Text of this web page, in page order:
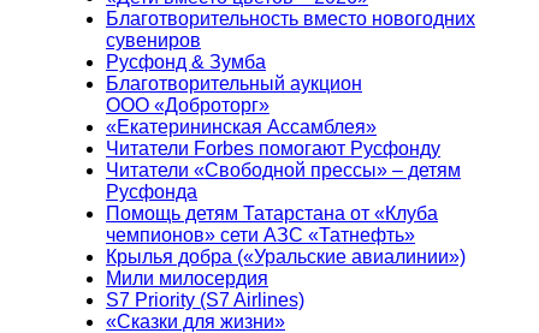
Благотворительность вместо новогодних
сувениров
Русфонд & Зумба
Благотворительный аукцион
ООО «Доброторг»
«Екатерининская Ассамблея»
Читатели Forbes помогают Русфонду
Читатели «Свободной прессы» – детям
Русфонда
Помощь детям Татарстана от «Клуба
чемпионов» сети АЗС «Татнефть»
Крылья добра («Уральские авиалинии»)
Мили милосердия
S7 Priority (S7 Airlines)
«Сказки для жизни»